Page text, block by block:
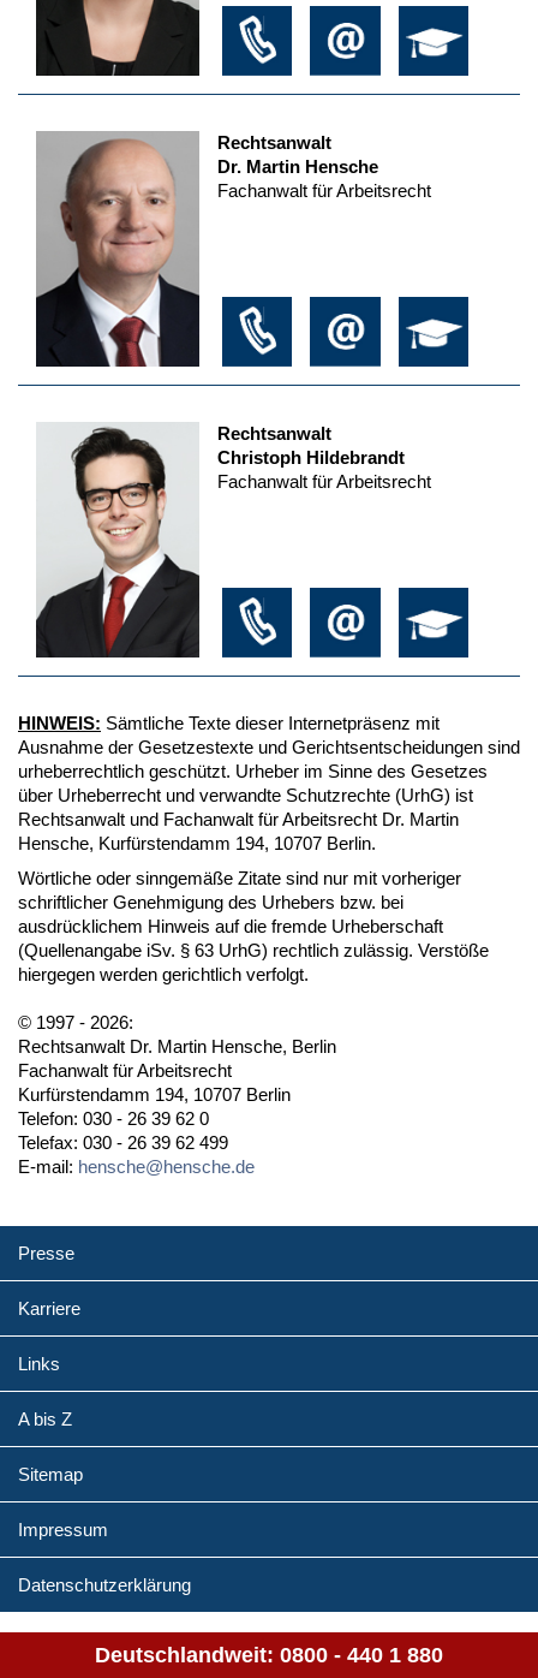
Rechtsanwalt
Dr. Martin Hensche
Fachanwalt für Arbeitsrecht
Rechtsanwalt
Christoph Hildebrandt
Fachanwalt für Arbeitsrecht
HINWEIS: Sämtliche Texte dieser Internetpräsenz mit
Ausnahme der Gesetzestexte und Gerichtsentscheidungen sind
urheberrechtlich geschützt. Urheber im Sinne des Gesetzes
über Urheberrecht und verwandte Schutzrechte (UrhG) ist
Rechtsanwalt und Fachanwalt für Arbeitsrecht Dr. Martin
Hensche, Kurfürstendamm 194, 10707 Berlin.
Wörtliche oder sinngemäße Zitate sind nur mit vorheriger
schriftlicher Genehmigung des Urhebers bzw. bei
ausdrücklichem Hinweis auf die fremde Urheberschaft
(Quellenangabe iSv. § 63 UrhG) rechtlich zulässig. Verstöße
hiergegen werden gerichtlich verfolgt.
© 1997 - 2026:
Rechtsanwalt Dr. Martin Hensche, Berlin
Fachanwalt für Arbeitsrecht
Kurfürstendamm 194, 10707 Berlin
Telefon: 030 - 26 39 62 0
Telefax: 030 - 26 39 62 499
E-mail: hensche@hensche.de
Presse
Karriere
Links
A bis Z
Sitemap
Impressum
Datenschutzerklärung
Deutschlandweit: 0800 - 440 1 880